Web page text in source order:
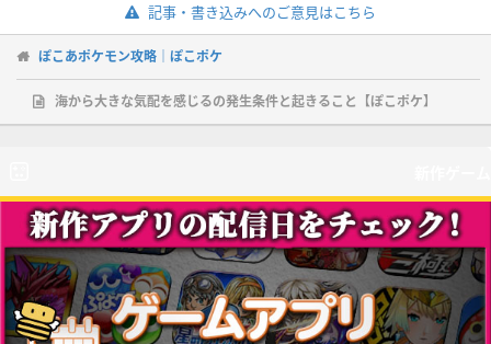
記事・書き込みへのご意見はこちら
ぽこあポケモン攻略｜ぽこポケ
海から大きな気配を感じるの発生条件と起きること【ぽこポケ】